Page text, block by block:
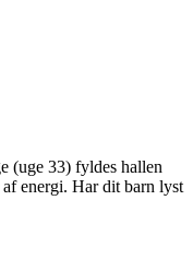
(uge 33) fyldes hallen
energi. Har dit barn lyst